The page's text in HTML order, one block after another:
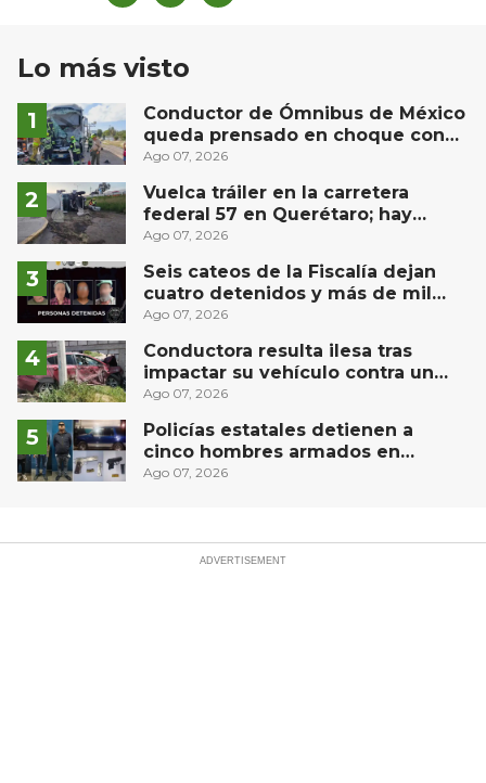
Lo más visto
Conductor de Ómnibus de México
queda prensado en choque con
materialista en San Juan del Río
Ago 07, 2026
Vuelca tráiler en la carretera
federal 57 en Querétaro; hay
derrame de combustible
Ago 07, 2026
Seis cateos de la Fiscalía dejan
cuatro detenidos y más de mil
dosis aseguradas en Querétaro
Ago 07, 2026
Conductora resulta ilesa tras
impactar su vehículo contra un
muro en Huimilpan
Ago 07, 2026
Policías estatales detienen a
cinco hombres armados en
Puebla capital
Ago 07, 2026